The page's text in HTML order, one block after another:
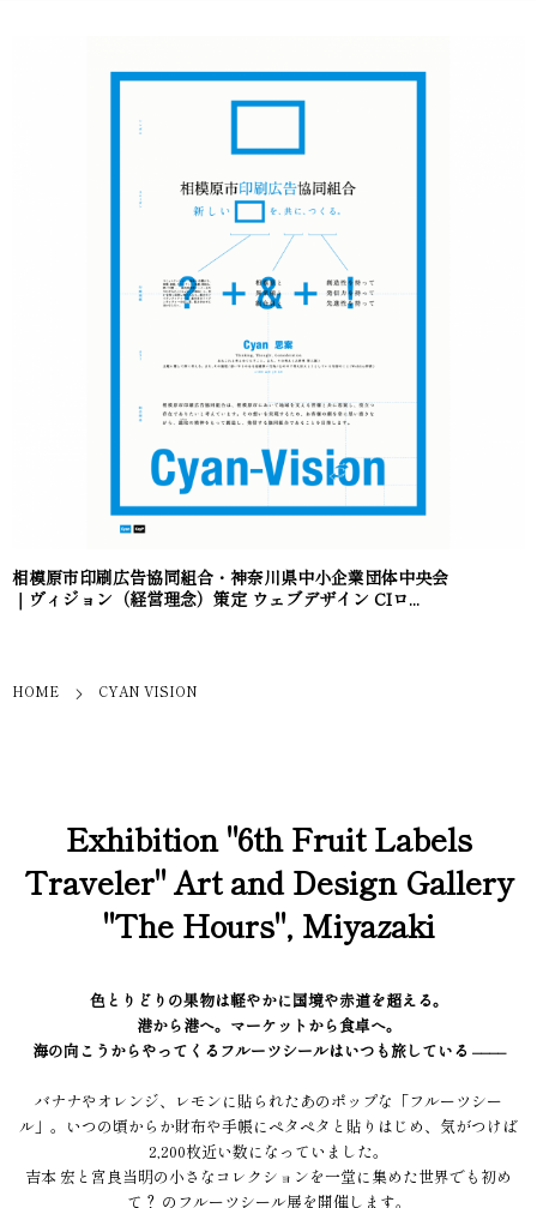
相模原市印刷広告協同組合・神奈川県中小企業団体中央会
｜ヴィジョン（経営理念）策定 ウェブデザイン CIロ...
HOME CYAN VISION
Exhibition "6th Fruit Labels
Traveler" Art and Design Gallery
"The Hours", Miyazaki
色とりどりの果物は軽やかに国境や赤道を超える。
港から港へ。マーケットから食卓へ。
海の向こうからやってくるフルーツシールはいつも旅している ––––
バナナやオレンジ、レモンに貼られたあのポップな「フルーツシー
ル」。いつの頃からか財布や手帳にペタペタと貼りはじめ、気がつけば
2,200枚近い数になっていました。
吉本 宏と宮良当明の小さなコレクションを一堂に集めた世界でも初め
て？ のフルーツシール展を開催します。